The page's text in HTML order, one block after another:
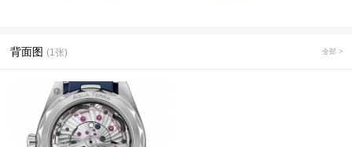
背面图 (1张) 全部 >